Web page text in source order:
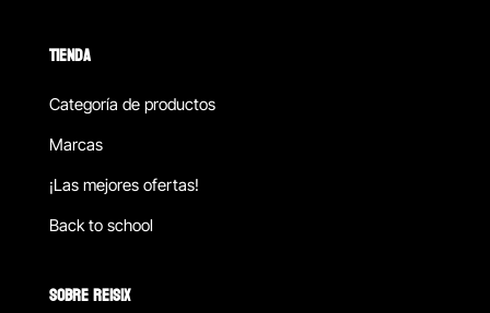
TIENDA
Categoría de productos
Marcas
¡Las mejores ofertas!
Back to school
SOBRE REISIX